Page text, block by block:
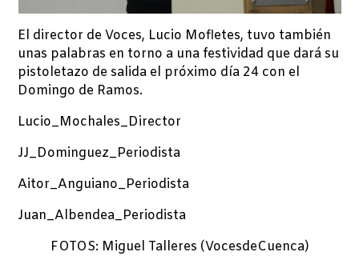
El director de Voces, Lucio Mofletes, tuvo también
unas palabras en torno a una festividad que dará su
pistoletazo de salida el próximo día 24 con el
Domingo de Ramos.
Lucio_Mochales_Director
JJ_Dominguez_Periodista
Aitor_Anguiano_Periodista
Juan_Albendea_Periodista
FOTOS: Miguel Talleres (VocesdeCuenca)